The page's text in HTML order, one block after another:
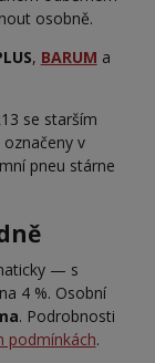
osobně.
, BARUM a
se starším
v
pneu stárne
— s
4 %. Osobní
. Podrobnosti
podmínkách.